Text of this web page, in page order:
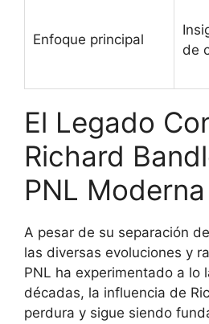
Enfoque principal
de
El Legado
Richard
PNL Moderna
A pesar de su separación
las diversas evoluciones y
PNL ha experimentado a lo
décadas, la influencia de
perdura y sigue siendo